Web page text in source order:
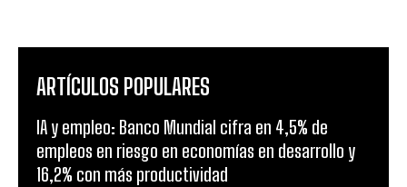
ARTÍCULOS POPULARES
IA y empleo: Banco Mundial cifra en 4,5% de
empleos en riesgo en economías en desarrollo y
16,2% con más productividad